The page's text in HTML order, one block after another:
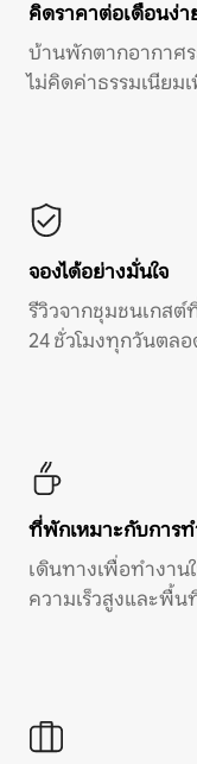
คิดราคาต่อเดือนง่า
บ้านพักตากอากาศร
ไม่คิดค่าธรรมเนียม
จองได้อย่างมั่นใจ
รีวิวจากชุมชนเกสต์
24 ชั่วโมงทุกวันตล
ที่พักเหมาะกับการ
เดินทางเพื่อทำงาน
ความเร็วสูงและพื้